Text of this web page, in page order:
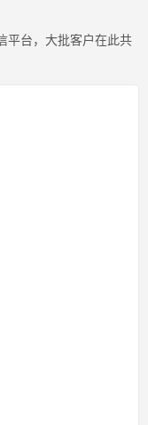
平台，大批客户在此共